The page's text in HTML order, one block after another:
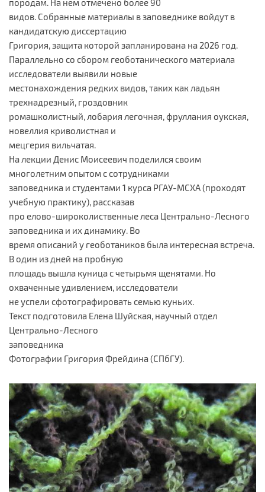
породам. На нем отмечено более 90
видов. Собранные материалы в заповеднике войдут в
кандидатскую диссертацию
Григория, защита которой запланирована на 2026 год.
Параллельно со сбором геоботанического материала
исследователи выявили новые
местонахождения редких видов, таких как ладьян
трехнадрезный, гроздовник
ромашколистный, лобария легочная, фруллания оукская,
новеллия криволистная и
мецгерия вильчатая.
На лекции Денис Моисеевич поделился своим
многолетним опытом с сотрудниками
заповедника и студентами 1 курса РГАУ-МСХА (проходят
учебную практику), рассказав
про елово-широколиственные леса Центрально-Лесного
заповедника и их динамику. Во
время описаний у геоботаников была интересная встреча.
В один из дней на пробную
площадь вышла куница с четырьмя щенятами. Но
охваченные удивлением, исследователи
не успели сфотографировать семью куньих.
Текст подготовила Елена Шуйская, научный отдел
Центрально-Лесного
заповедника
Фотографии Григория Фрейдина (СПбГУ).